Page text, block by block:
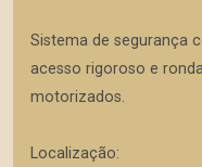
Sistema de segurança
acesso rigoroso e
motorizados.
Localização: